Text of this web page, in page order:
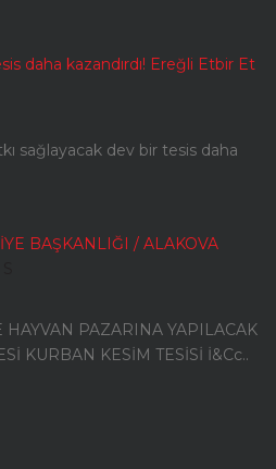
daha kazandırdı! Ereğli Etbir Et
sağlayacak dev bir tesis daha
BAŞKANLIĞI / ALAKOVA
PAZARINA YAPILACAK
KURBAN KESİM TESİSİ İ&Cc..